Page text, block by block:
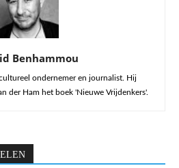
Benhammou
ondernemer en journalist. Hij
der Ham het boek 'Nieuwe Vrijdenkers'.